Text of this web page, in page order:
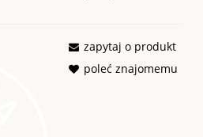
zapytaj o produkt
poleć znajomemu